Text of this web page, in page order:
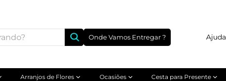
Onde Vamos Entregar ? Ajuda
Arranjos de Flores Ocasiões Cesta para Presente